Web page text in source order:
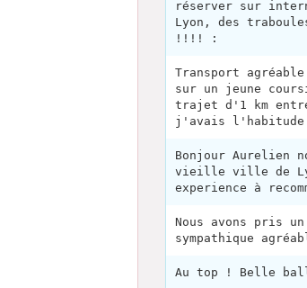
réserver sur
Lyon, des
!!!! :
Transport
sur un jeune
trajet d'1 km
j'avais l'habitude
Bonjour Aurelien
vieille ville de
experience à
Nous avons pris
sympathique
Au top ! Belle